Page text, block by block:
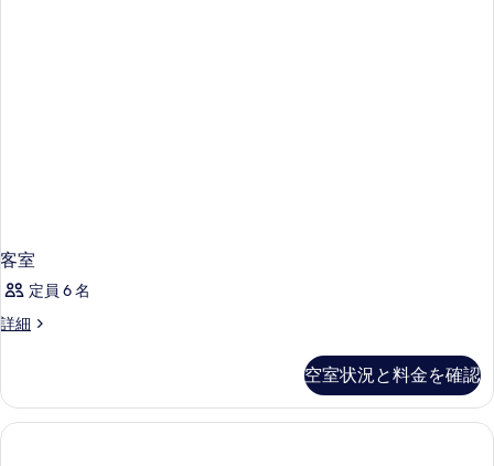
客室
定員 6 名
詳細
客
細
空室状況と料金を確認